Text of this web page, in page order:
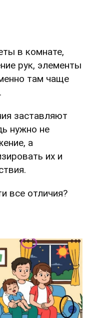
в комнате,
рук, элементы
там чаще
заставляют
нужно не
а
их и
все отличия?